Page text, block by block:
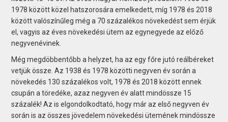
1978 között közel hatszorosára emelkedett, míg 1978 és 2018
között valószínűleg még a 70 százalékos növekedést sem érjük
el, vagyis az éves növekedési ütem az egynegyede az előző
negyvenévinek.
Még megdöbbentőbb a helyzet, ha az egy főre jutó reálbéreket
vetjük össze. Az 1938 és 1978 közötti negyven év során a
növekedés 130 százalékos volt, 1978 és 2018 között ennek
csupán a töredéke, azaz negyven év alatt mindössze 15
százalék! Az is elgondolkodtató, hogy már az első negyven év
során is az összes jövedelem növekedési ütemének mindössze